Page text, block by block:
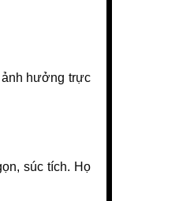
ảnh hưởng trực
súc tích. Họ